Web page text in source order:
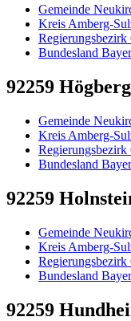
Gemeinde
Kreis Amberg-
Regierungsbezirk
Bundesland
92259
Gemeinde
Kreis Amberg-
Regierungsbezirk
Bundesland
92259
Gemeinde
Kreis Amberg-
Regierungsbezirk
Bundesland
92259